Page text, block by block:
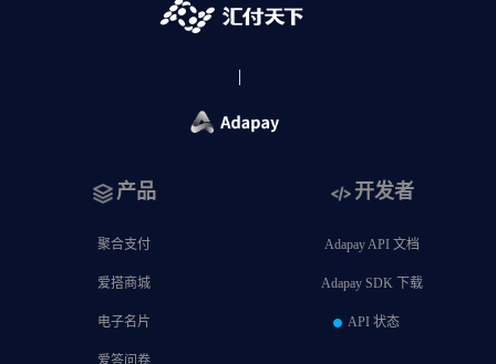
产品
聚合支付
爱搭商城
电子名片
爱答问卷
开发者
Adapay API 文档
Adapay SDK 下载
API 状态